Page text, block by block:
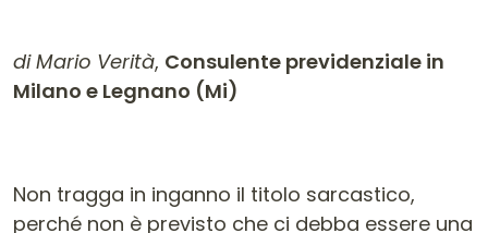
di Mario Verità, Consulente previdenziale in
Milano e Legnano (Mi)
Non tragga in inganno il titolo sarcastico,
perché non è previsto che ci debba essere una